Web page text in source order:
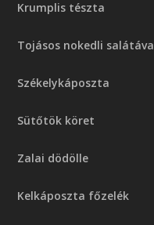
Krumplis tészta
Tojásos nokedli
Székelykáposzta
Sütőtök köret
Zalai dödölle
Kelkáposzta főzelék